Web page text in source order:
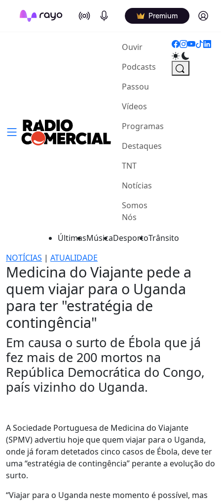
On Air Podcasts Premium Log in
Ouvir(current)
Podcasts
Passou
Vídeos
Programas
Destaques
TNT
Notícias
Somos
Nós
ÚltimasMúsicaDesportoTrânsito
NOTÍCIAS | ATUALIDADE
Medicina do Viajante pede a
quem viajar para o Uganda
para ter "estratégia de
contingência"
Em causa o surto de Ébola que já
fez mais de 200 mortos na
República Democrática do Congo,
país vizinho do Uganda.
A Sociedade Portuguesa de Medicina do Viajante
(SPMV) advertiu hoje que quem viajar para o Uganda,
onde já foram detetados cinco casos de Ébola, deve ter
uma “estratégia de contingência” perante a evolução do
surto.
“Viajar para o Uganda neste momento é possível, mas